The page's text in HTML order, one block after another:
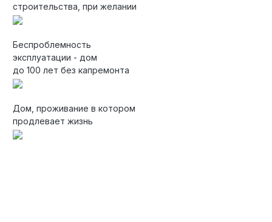
строительства, при желании
Беспроблемность
эксплуатации - дом
до 100 лет без капремонта
Дом, проживание в котором
продлевает жизнь